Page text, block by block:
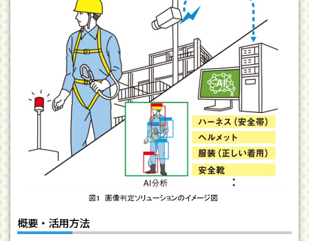
概要・活用方法